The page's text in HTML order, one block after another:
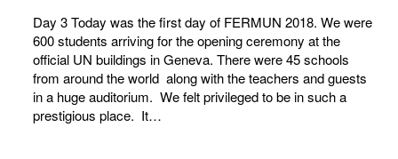
Day 3 Today was the first day of FERMUN 2018. We were
600 students arriving for the opening ceremony at the
official UN buildings in Geneva. There were 45 schools
from around the world along with the teachers and guests
in a huge auditorium. We felt privileged to be in such a
prestigious place. It…